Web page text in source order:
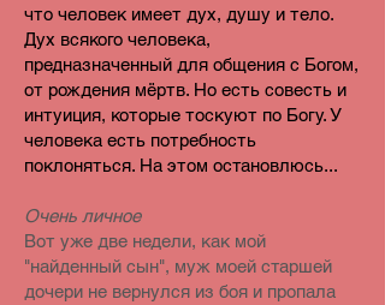
что человек имеет дух, душу и тело.
Дух всякого человека,
предназначенный для общения с Богом,
от рождения мёртв. Но есть совесть и
интуиция, которые тоскуют по Богу. У
человека есть потребность
поклоняться. На этом остановлюсь...
Очень личное
Вот уже две недели, как мой
"найденный сын", муж моей старшей
дочери не вернулся из боя и пропала